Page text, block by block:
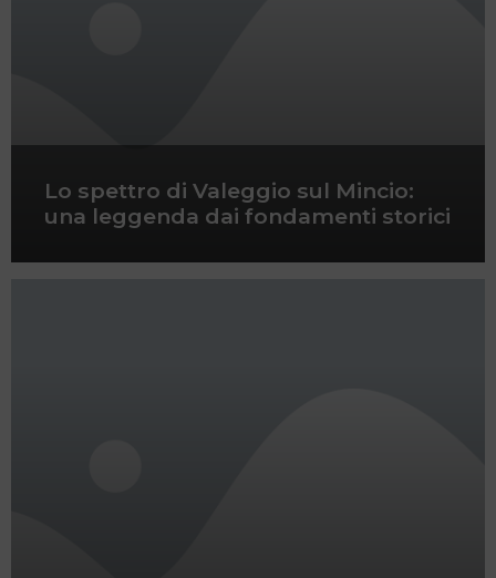
Lo spettro di Valeggio sul Mincio:
una leggenda dai fondamenti storici